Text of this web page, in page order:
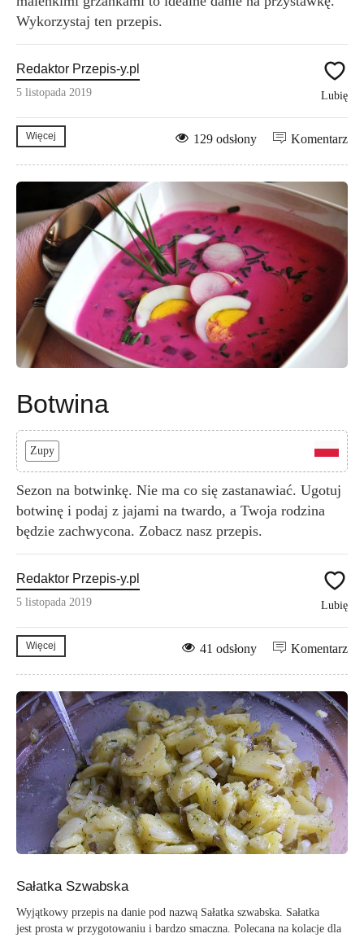
Wykorzystaj ten przepis.
Redaktor Przepis-y.pl
5 listopada 2019 Lubię
Więcej Komentarz
129 odsłony
Botwina
Zupy
Sezon na botwinkę. Nie ma co się zastanawiać. Ugotuj
botwinę i podaj z jajami na twardo, a Twoja rodzina
będzie zachwycona. Zobacz nasz przepis.
Redaktor Przepis-y.pl
5 listopada 2019 Lubię
Więcej Komentarz
41 odsłony
Sałatka Szwabska
Wyjątkowy przepis na danie pod nazwą Sałatka szwabska. Sałatka
jest prosta w przygotowaniu i bardzo smaczna. Polecana na kolacje dla